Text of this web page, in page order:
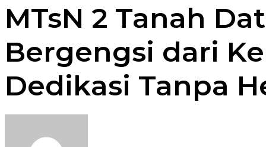
MTsN 2 Tanah
Bergengsi dari
Dedikasi Tanpa